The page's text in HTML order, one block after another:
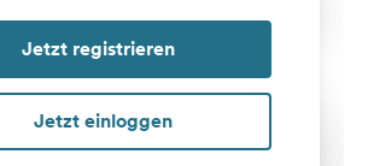
Jetzt registrieren
Jetzt einloggen